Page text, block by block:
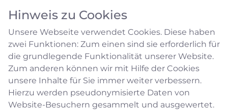
Lärmbekämpfung
Hinweis zu Cookies
Unsere Webseite verwendet Cookies. Diese haben
zwei Funktionen: Zum einen sind sie erforderlich für
die grundlegende Funktionalität unserer Website.
Zum anderen können wir mit Hilfe der Cookies
unsere Inhalte für Sie immer weiter verbessern.
Hierzu werden pseudonymisierte Daten von
Website-Besuchern gesammelt und ausgewertet.